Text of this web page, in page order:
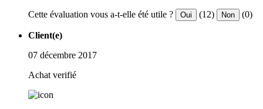
Cette évaluation vous a-t-elle été utile ? Oui (12) Non (0)
Client(e)
07 décembre 2017
Achat verifié